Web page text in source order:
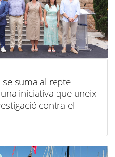
se suma al repte
una iniciativa que uneix
contra el